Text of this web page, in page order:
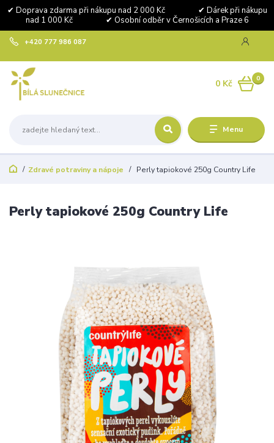
✔ Doprava zdarma při nákupu nad 2 000 Kč ✔ Dárek při nákupu
nad 1 000 Kč ✔ Osobní odběr v Černošicích a Praze 6
Menu
+420 777 986 087
0
0 Kč
Zdravé potraviny a nápoje Perly tapiokové 250g Country Life
Perly tapiokové 250g Country Life